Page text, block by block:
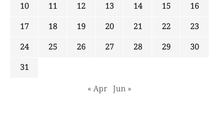
10
11 12 13 14 15
16
17
18 19 20 21 22
23
24
25 26 27 28 29
30
31
« Apr Jun »